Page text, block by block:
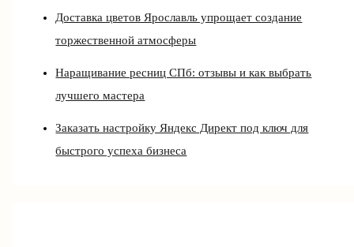
Доставка цветов Ярославль упрощает создание
торжественной атмосферы
Наращивание ресниц СПб: отзывы и как выбрать
лучшего мастера
Заказать настройку Яндекс Директ под ключ для
быстрого успеха бизнеса